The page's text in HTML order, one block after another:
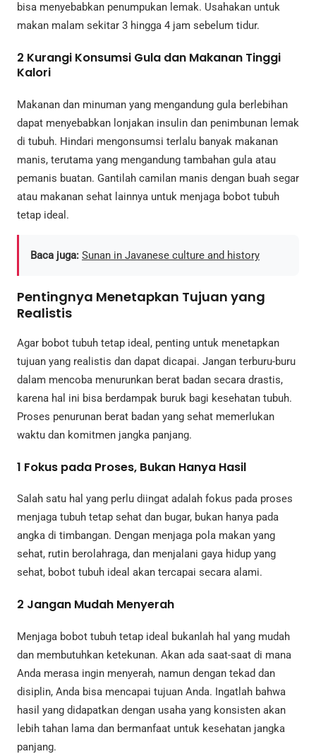
bisa menyebabkan penumpukan lemak. Usahakan untuk
makan malam sekitar 3 hingga 4 jam sebelum tidur.
2 Kurangi Konsumsi Gula dan Makanan Tinggi
Kalori
Makanan dan minuman yang mengandung gula berlebihan
dapat menyebabkan lonjakan insulin dan penimbunan lemak
di tubuh. Hindari mengonsumsi terlalu banyak makanan
manis, terutama yang mengandung tambahan gula atau
pemanis buatan. Gantilah camilan manis dengan buah segar
atau makanan sehat lainnya untuk menjaga bobot tubuh
tetap ideal.
Baca juga: Sunan in Javanese culture and history
Pentingnya Menetapkan Tujuan yang
Realistis
Agar bobot tubuh tetap ideal, penting untuk menetapkan
tujuan yang realistis dan dapat dicapai. Jangan terburu-buru
dalam mencoba menurunkan berat badan secara drastis,
karena hal ini bisa berdampak buruk bagi kesehatan tubuh.
Proses penurunan berat badan yang sehat memerlukan
waktu dan komitmen jangka panjang.
1 Fokus pada Proses, Bukan Hanya Hasil
Salah satu hal yang perlu diingat adalah fokus pada proses
menjaga tubuh tetap sehat dan bugar, bukan hanya pada
angka di timbangan. Dengan menjaga pola makan yang
sehat, rutin berolahraga, dan menjalani gaya hidup yang
sehat, bobot tubuh ideal akan tercapai secara alami.
2 Jangan Mudah Menyerah
Menjaga bobot tubuh tetap ideal bukanlah hal yang mudah
dan membutuhkan ketekunan. Akan ada saat-saat di mana
Anda merasa ingin menyerah, namun dengan tekad dan
disiplin, Anda bisa mencapai tujuan Anda. Ingatlah bahwa
hasil yang didapatkan dengan usaha yang konsisten akan
lebih tahan lama dan bermanfaat untuk kesehatan jangka
panjang.